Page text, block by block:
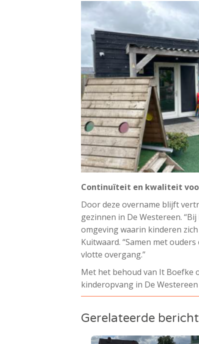
Continuïteit en kwaliteit
Door deze overname blijft
gezinnen in De Westereen.
omgeving waarin kinderen
Kuitwaard. “Samen met
vlotte overgang.”
Met het behoud van It Boefke
kinderopvang in De
Gerelateerde